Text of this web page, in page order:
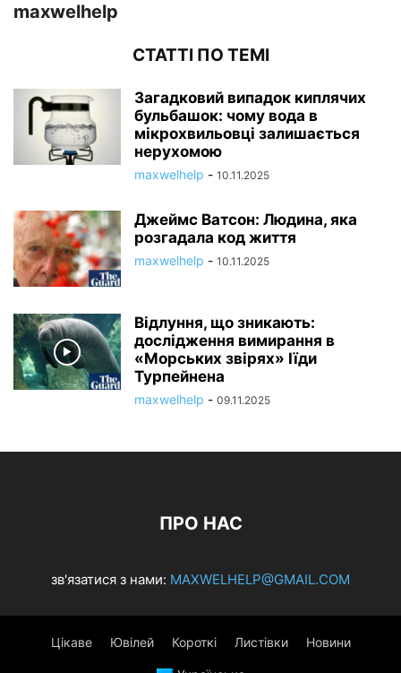
maxwelhelp
СТАТТІ ПО ТЕМІ
Загадковий випадок киплячих
бульбашок: чому вода в
мікрохвильовці залишається
нерухомою
maxwelhelp - 10.11.2025
Джеймс Ватсон: Людина, яка
розгадала код життя
maxwelhelp - 10.11.2025
Відлуння, що зникають:
дослідження вимирання в
«Морських звірях» Іїди
Турпейнена
maxwelhelp - 09.11.2025
ПРО НАС
зв'язатися з нами: MAXWELHELP@GMAIL.COM
Цікаве Ювілей Короткі Листівки Новини